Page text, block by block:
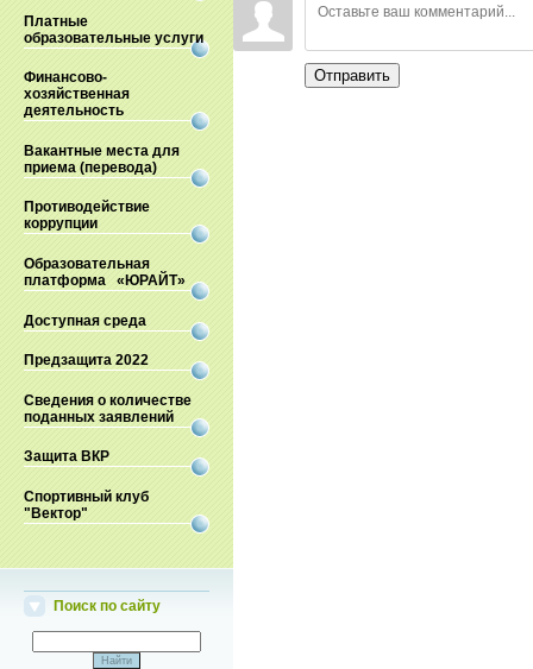
Платные
образовательные услуги
Финансово-
хозяйственная
деятельность
Вакантные места для
приема (перевода)
Противодействие
коррупции
Образовательная
платформа «ЮРАЙТ»
Доступная среда
Предзащита 2022
Сведения о количестве
поданных заявлений
Защита ВКР
Спортивный клуб
"Вектор"
Поиск по сайту
Отправить